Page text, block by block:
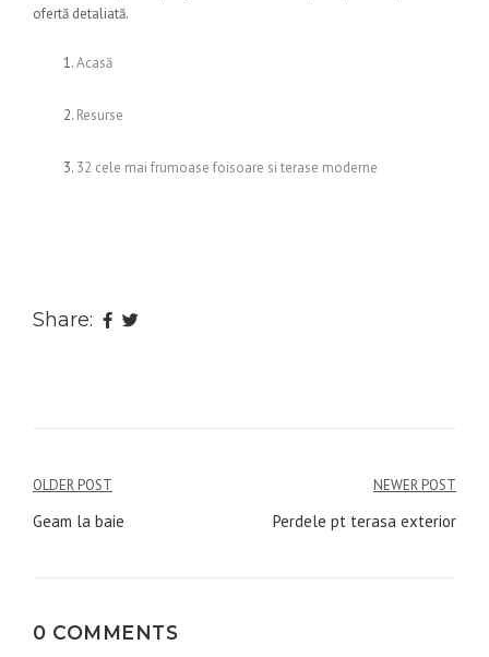
ofertă detaliată.
Acasă
Resurse
32 cele mai frumoase foisoare si terase moderne
Share:
Navigare
în
OLDER POST
Geam la baie
NEWER POST
Perdele pt terasa exterior
0 COMMENTS